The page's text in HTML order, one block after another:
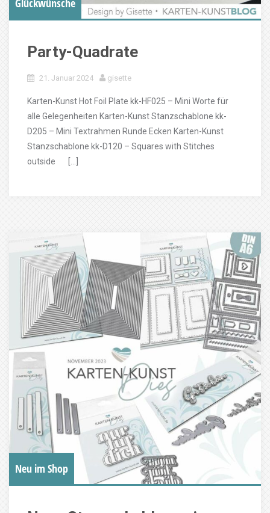
Party-Quadrate
21. Januar 2024 gisette
Karten-Kunst Hot Foil Plate kk-HF025 – Mini Worte für
alle Gelegenheiten Karten-Kunst Stanzschablone kk-
D205 – Mini Textrahmen Runde Ecken Karten-Kunst
Stanzschablone kk-D120 – Squares with Stitches
outside […]
Neu im Shop